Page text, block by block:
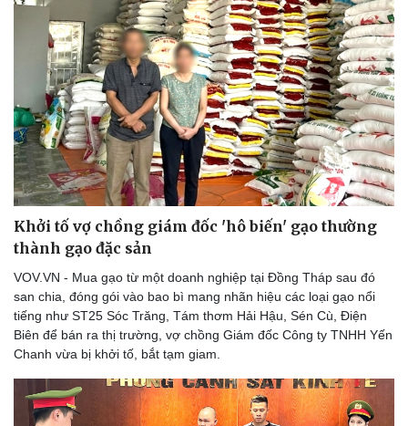
Khởi tố vợ chồng giám đốc 'hô biến' gạo thường
thành gạo đặc sản
VOV.VN - Mua gạo từ một doanh nghiệp tại Đồng Tháp sau đó
san chia, đóng gói vào bao bì mang nhãn hiệu các loại gạo nổi
tiếng như ST25 Sóc Trăng, Tám thơm Hải Hậu, Sén Cù, Điện
Biên để bán ra thị trường, vợ chồng Giám đốc Công ty TNHH Yến
Chanh vừa bị khởi tố, bắt tạm giam.